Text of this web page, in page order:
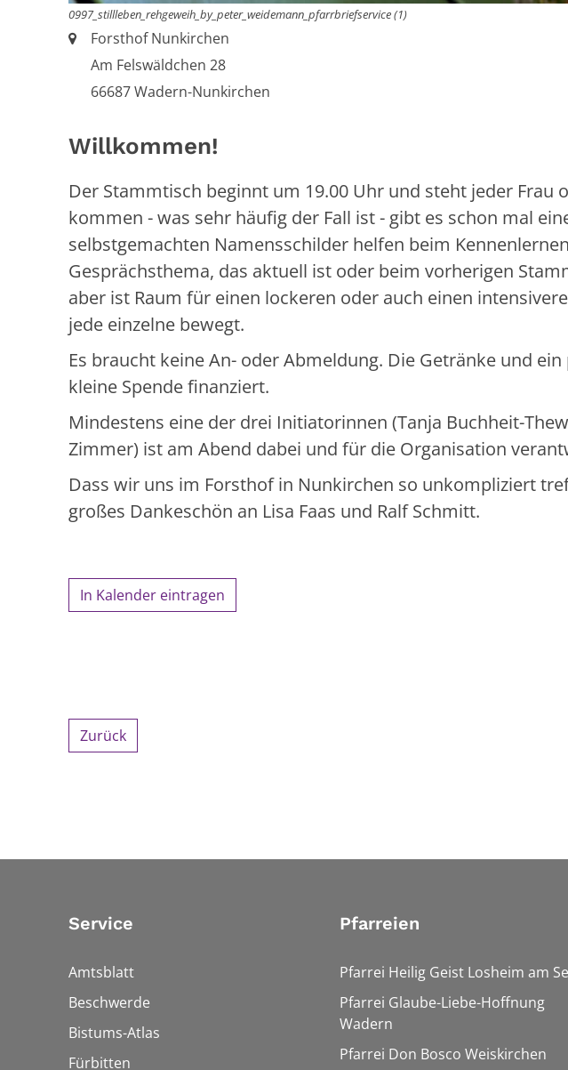
0997_stillleben_rehgeweih_by_peter_weidemann_pfarrbriefservice (1)
Ort:Forsthof Nunkirchen
Am Felswäldchen 28
66687 Wadern-Nunkirchen
Willkommen!
Der Stammtisch beginnt um 19.00 Uhr und steht jeder Frau
kommen - was sehr häufig der Fall ist - gibt es schon mal
selbstgemachten Namensschilder helfen beim
Gesprächsthema, das aktuell ist oder beim vorherigen
aber ist Raum für einen lockeren oder auch einen
jede einzelne bewegt.
Es braucht keine An- oder Abmeldung. Die Getränke und
kleine Spende finanziert.
Mindestens eine der drei Initiatorinnen (Tanja Buchheit-
Zimmer) ist am Abend dabei und für die Organisation
Dass wir uns im Forsthof in Nunkirchen so unkompliziert
großes Dankeschön an Lisa Faas und Ralf Schmitt.
In Kalender eintragen
Zurück
Service
Amtsblatt
Beschwerde
Bistums-Atlas
Fürbitten
Pfarreien
Pfarrei Heilig Geist Losheim am
Pfarrei Glaube-Liebe-Hoffnung
Wadern
Pfarrei Don Bosco Weiskirchen